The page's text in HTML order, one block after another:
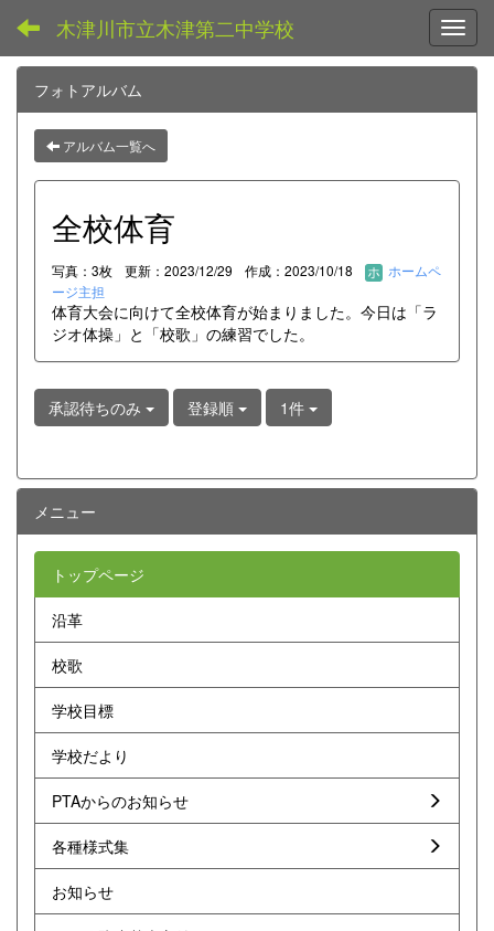
木津川市立木津第二中学校
フォトアルバム
アルバム一覧へ
全校体育
写真：3枚 更新：2023/12/29 作成：2023/10/18
ホームペ
ージ主担
体育大会に向けて全校体育が始まりました。今日は「ラ
ジオ体操」と「校歌」の練習でした。
承認待ちのみ 登録順 1件
メニュー
トップページ
沿革
校歌
学校目標
学校だより
PTAからのお知らせ
各種様式集
お知らせ